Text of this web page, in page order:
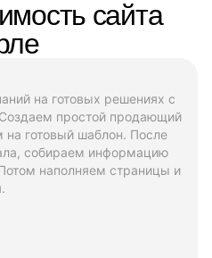
сайта
на готовых решениях с
простой продающий
на готовый шаблон. После
собираем информацию
наполняем страницы и